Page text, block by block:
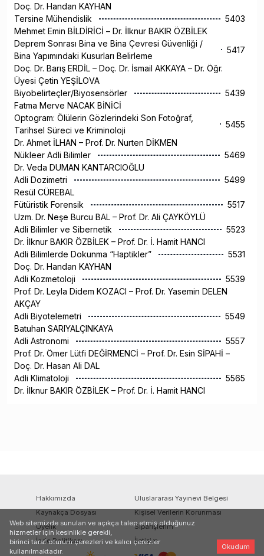
Doç. Dr. Handan KAYHAN
Tersine Mühendislik
5403
Mehmet Emin BİLDİRİCİ – Dr. İlknur BAKIR ÖZBİLEK
Deprem Sonrası Bina ve Bina Çevresi Güvenliği /
Bina Yapımındaki Kusurları Belirleme
5417
Doç. Dr. Barış ERDİL – Doç. Dr. İsmail AKKAYA – Dr. Öğr.
Üyesi Çetin YEŞİLOVA
Biyobelirteçler/Biyosensörler
5439
Fatma Merve NACAK BİNİCİ
Optogram: Ölülerin Gözlerindeki Son Fotoğraf,
Tarihsel Süreci ve Kriminoloji
5455
Dr. Ahmet İLHAN – Prof. Dr. Nurten DİKMEN
Nükleer Adli Bilimler
5469
Dr. Veda DUMAN KANTARCIOĞLU
Adli Dozimetri
5499
Resül CÜREBAL
Fütüristik Forensik
5517
Uzm. Dr. Neşe Burcu BAL – Prof. Dr. Ali ÇAYKÖYLÜ
Adli Bilimler ve Sibernetik
5523
Dr. İlknur BAKIR ÖZBİLEK – Prof. Dr. İ. Hamit HANCI
Adli Bilimlerde Dokunma “Haptikler”
5531
Doç. Dr. Handan KAYHAN
Adli Kozmetoloji
5539
Prof. Dr. Leyla Didem KOZACI – Prof. Dr. Yasemin DELEN
AKÇAY
Adli Biyotelemetri
5549
Batuhan SARIYALÇINKAYA
Adli Astronomi
5557
Prof. Dr. Ömer Lütfi DEĞİRMENCİ – Prof. Dr. Esin SİPAHİ –
Doç. Dr. Hasan Ali DAL
Adli Klimatoloji
5565
Dr. İlknur BAKIR ÖZBİLEK – Prof. Dr. İ. Hamit HANCI
Hakkımızda
Uluslararası Yayınevi Belgesi
Kaynakça Dosyası
Kişisel Verilerin Korunması
Üyelik
Siparişlerim
İade Politikası
İletişim
Web sitemizde sunulan ve açıkça talep etmiş olduğunuz
hizmetler için kesinlikle gerekli,
birinci taraf oturum çerezleri ve kalıcı çerezler
kullanılmaktadır.
Okudum